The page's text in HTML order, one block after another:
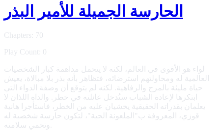
الحارسة الجميلة للأمير البذر
Chapters: 70
Play Count: 0
لواء هو الأقوى في العالم، لكنه لا يتحمل مداهمة كبار الشخصيات
العالمية له ومحاولتهم استرضائه، فتظاهر بأنه بذر بلا مبالاة، يعيش
حياة مليئة بالمرح والرفاهية. لكنه لم يتوقع أن وصفة الدواء التي
ابتكرها لإعادة الشباب ستُدخل عائلته في خطر. والداه اللذان لا
يعلمان بقدراته الحقيقية يخشيان عليه من الخطر، فاستأجرا هانية
قوزي، المعروفة ب"الملعونة الحية"، لتكون حارسة شخصية له